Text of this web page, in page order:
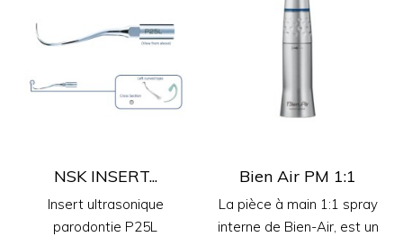
NSK INSERT...
Insert ultrasonique
parodontie P25L
Bien Air PM 1:1
La pièce à main 1:1 spray
interne de Bien-Air, est un